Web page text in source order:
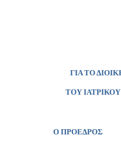
ΓΙΑ ΤΟ
ΤΟΥ
Ο ΠΡΟΕΔΡΟΣ